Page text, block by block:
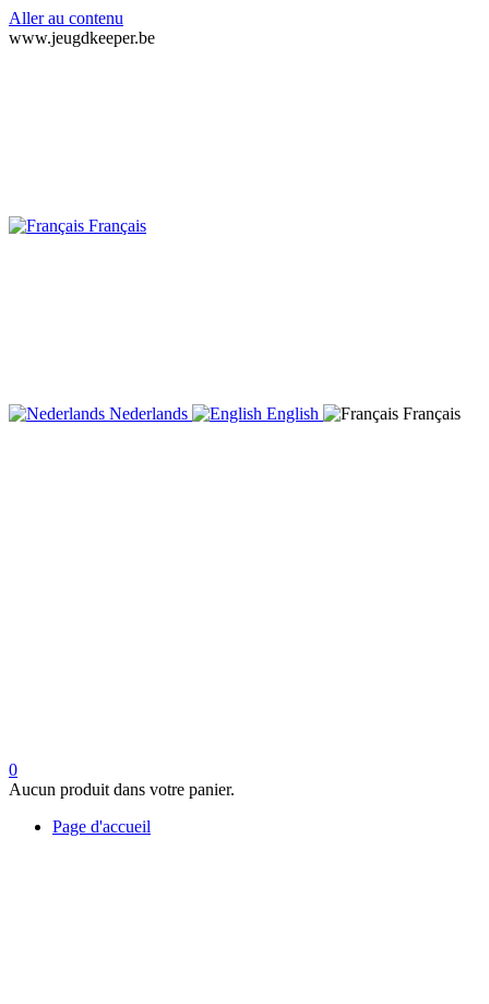
Aller au contenu
www.jeugdkeeper.be
Français
Nederlands English Français
0
Aucun produit dans votre panier.
Page d'accueil